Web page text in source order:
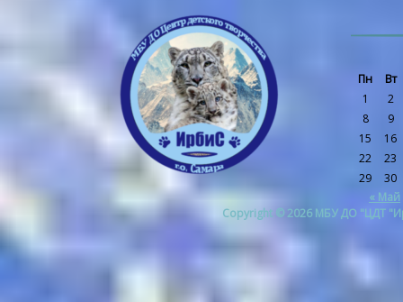
Пн
Вт
1
2
8
9
15
16
22
23
29
30
« Май
Copyright © 2026 МБУ ДО "ЦДТ